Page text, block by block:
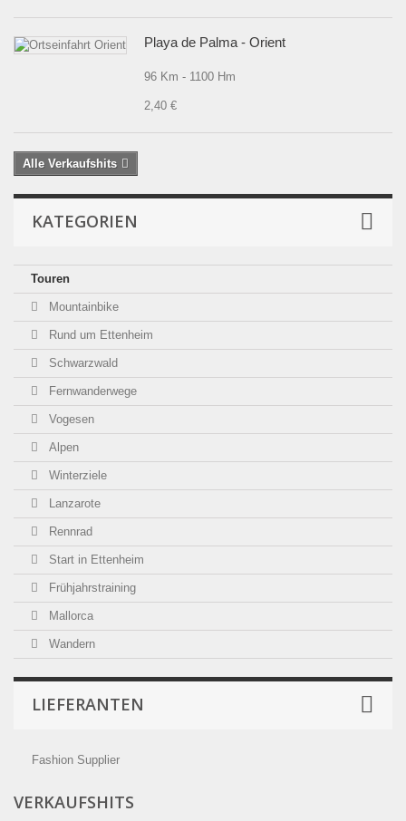
Playa de Palma - Orient
96 Km - 1100 Hm
2,40 €
Alle Verkaufshits
KATEGORIEN
Touren
Mountainbike
Rund um Ettenheim
Schwarzwald
Fernwanderwege
Vogesen
Alpen
Winterziele
Lanzarote
Rennrad
Start in Ettenheim
Frühjahrstraining
Mallorca
Wandern
LIEFERANTEN
Fashion Supplier
VERKAUFSHITS